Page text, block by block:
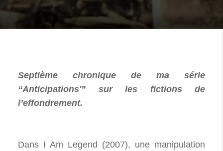
Septième chronique de ma série
“Anticipations'” sur les fictions de
l’effondrement.
Dans I Am Legend (2007), une manipulation